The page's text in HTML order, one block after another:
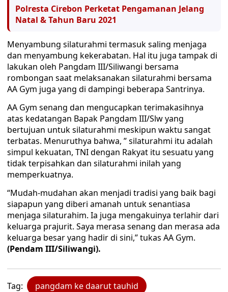
Polresta Cirebon Perketat Pengamanan Jelang
Natal & Tahun Baru 2021
Menyambung silaturahmi termasuk saling menjaga
dan menyambung kekerabatan. Hal itu juga tampak di
lakukan oleh Pangdam III/Siliwangi bersama
rombongan saat melaksanakan silaturahmi bersama
AA Gym juga yang di dampingi beberapa Santrinya.
AA Gym senang dan mengucapkan terimakasihnya
atas kedatangan Bapak Pangdam III/Slw yang
bertujuan untuk silaturahmi meskipun waktu sangat
terbatas. Menuruthya bahwa, ” silaturahmi itu adalah
simpul kekuatan, TNI dengan Rakyat itu sesuatu yang
tidak terpisahkan dan silaturahmi inilah yang
memperkuatnya.
“Mudah-mudahan akan menjadi tradisi yang baik bagi
siapapun yang diberi amanah untuk senantiasa
menjaga silaturahim. Ia juga mengakuinya terlahir dari
keluarga prajurit. Saya merasa senang dan merasa ada
keluarga besar yang hadir di sini,” tukas AA Gym.
(Pendam III/Siliwangi).
Tag: pangdam ke daarut tauhid